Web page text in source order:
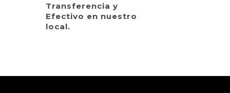
Transferencia y
Efectivo en nuestro
local.